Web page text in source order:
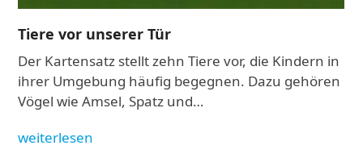
Tiere vor unserer Tür
Der Kartensatz stellt zehn Tiere vor, die Kindern in
ihrer Umgebung häufig begegnen. Dazu gehören
Vögel wie Amsel, Spatz und…
weiterlesen